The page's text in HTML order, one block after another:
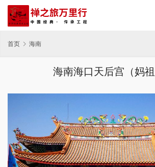
首页 海南
海南海口天后宫（妈祖